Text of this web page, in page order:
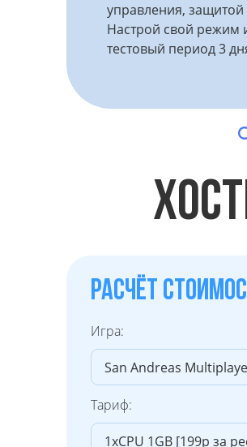
управления,
Настрой свой режим
тестовый период 3
РАСЧЁТ
Игра:
Тариф: